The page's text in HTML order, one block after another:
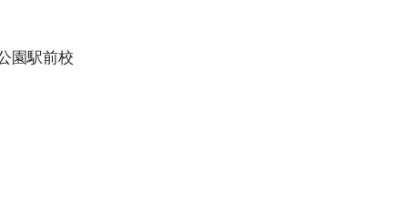
園駅前校